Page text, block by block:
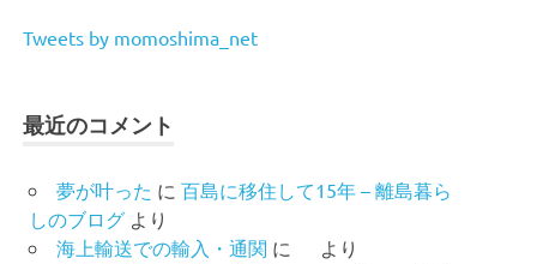
Tweets by momoshima_net
最近のコメント
夢が叶った に 百島に移住して15年 – 離島暮ら
しのブログ より
海上輸送での輸入・通関 に
より